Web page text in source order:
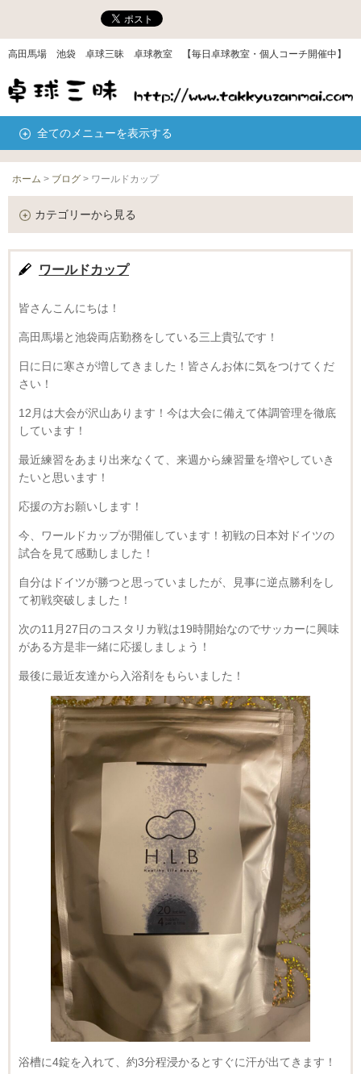
高田馬場 池袋 卓球三昧 卓球教室 【毎日卓球教室・個人コーチ開催中】
全てのメニューを表示する
ホーム > ブログ > ワールドカップ
カテゴリーから見る
ワールドカップ
皆さんこんにちは！
高田馬場と池袋両店勤務をしている三上貴弘です！
日に日に寒さが増してきました！皆さんお体に気をつけてくだ
さい！
12月は大会が沢山あります！今は大会に備えて体調管理を徹底
しています！
最近練習をあまり出来なくて、来週から練習量を増やしていき
たいと思います！
応援の方お願いします！
今、ワールドカップが開催しています！初戦の日本対ドイツの
試合を見て感動しました！
自分はドイツが勝つと思っていましたが、見事に逆点勝利をし
て初戦突破しました！
次の11月27日のコスタリカ戦は19時開始なのでサッカーに興味
がある方是非一緒に応援しましょう！
最後に最近友達から入浴剤をもらいました！
浴槽に4錠を入れて、約3分程浸かるとすぐに汗が出てきます！